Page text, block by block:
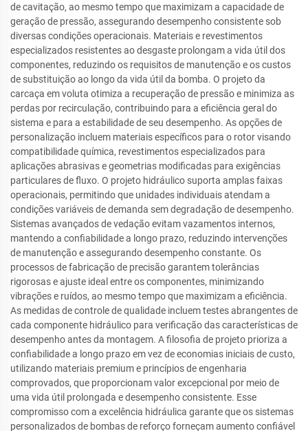
de cavitação, ao mesmo tempo que maximizam a capacidade de
geração de pressão, assegurando desempenho consistente sob
diversas condições operacionais. Materiais e revestimentos
especializados resistentes ao desgaste prolongam a vida útil dos
componentes, reduzindo os requisitos de manutenção e os custos
de substituição ao longo da vida útil da bomba. O projeto da
carcaça em voluta otimiza a recuperação de pressão e minimiza as
perdas por recirculação, contribuindo para a eficiência geral do
sistema e para a estabilidade de seu desempenho. As opções de
personalização incluem materiais específicos para o rotor visando
compatibilidade química, revestimentos especializados para
aplicações abrasivas e geometrias modificadas para exigências
particulares de fluxo. O projeto hidráulico suporta amplas faixas
operacionais, permitindo que unidades individuais atendam a
condições variáveis de demanda sem degradação de desempenho.
Sistemas avançados de vedação evitam vazamentos internos,
mantendo a confiabilidade a longo prazo, reduzindo intervenções
de manutenção e assegurando desempenho constante. Os
processos de fabricação de precisão garantem tolerâncias
rigorosas e ajuste ideal entre os componentes, minimizando
vibrações e ruídos, ao mesmo tempo que maximizam a eficiência.
As medidas de controle de qualidade incluem testes abrangentes de
cada componente hidráulico para verificação das características de
desempenho antes da montagem. A filosofia de projeto prioriza a
confiabilidade a longo prazo em vez de economias iniciais de custo,
utilizando materiais premium e princípios de engenharia
comprovados, que proporcionam valor excepcional por meio de
uma vida útil prolongada e desempenho consistente. Esse
compromisso com a excelência hidráulica garante que os sistemas
personalizados de bombas de reforço forneçam aumento confiável